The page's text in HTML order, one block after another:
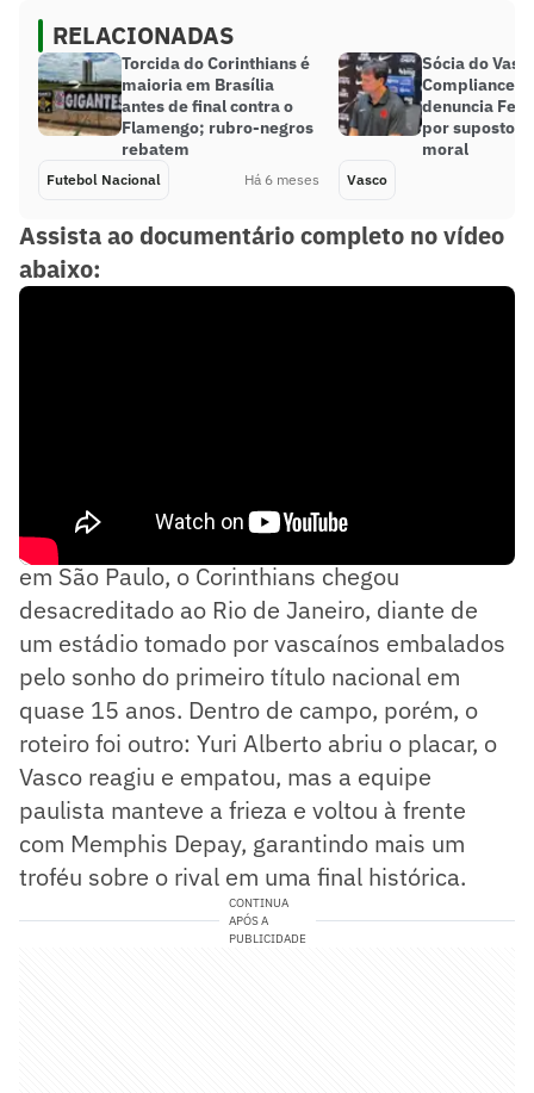
RELACIONADAS
Torcida do Corinthians é
maioria em Brasília
antes de final contra o
Flamengo; rubro-negros
rebatem
Futebol Nacional Há 6 meses
Sócia do
Compliance
denuncia
por suposto
moral
Vasco
Assista ao documentário completo no vídeo
abaixo:
Depois do empate sem gols no jogo de ida,
em São Paulo, o Corinthians chegou
desacreditado ao Rio de Janeiro, diante de
um estádio tomado por vascaínos embalados
pelo sonho do primeiro título nacional em
quase 15 anos. Dentro de campo, porém, o
roteiro foi outro: Yuri Alberto abriu o placar, o
Vasco reagiu e empatou, mas a equipe
paulista manteve a frieza e voltou à frente
com Memphis Depay, garantindo mais um
troféu sobre o rival em uma final histórica.
CONTINUA
APÓS A
PUBLICIDADE